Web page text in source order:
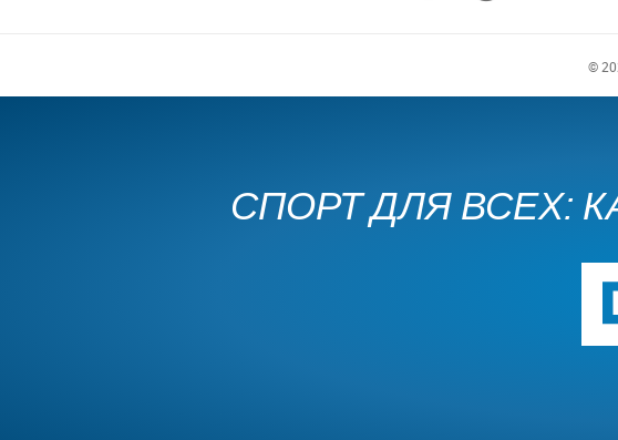
©
СПОРТ ДЛЯ ВСЕХ: